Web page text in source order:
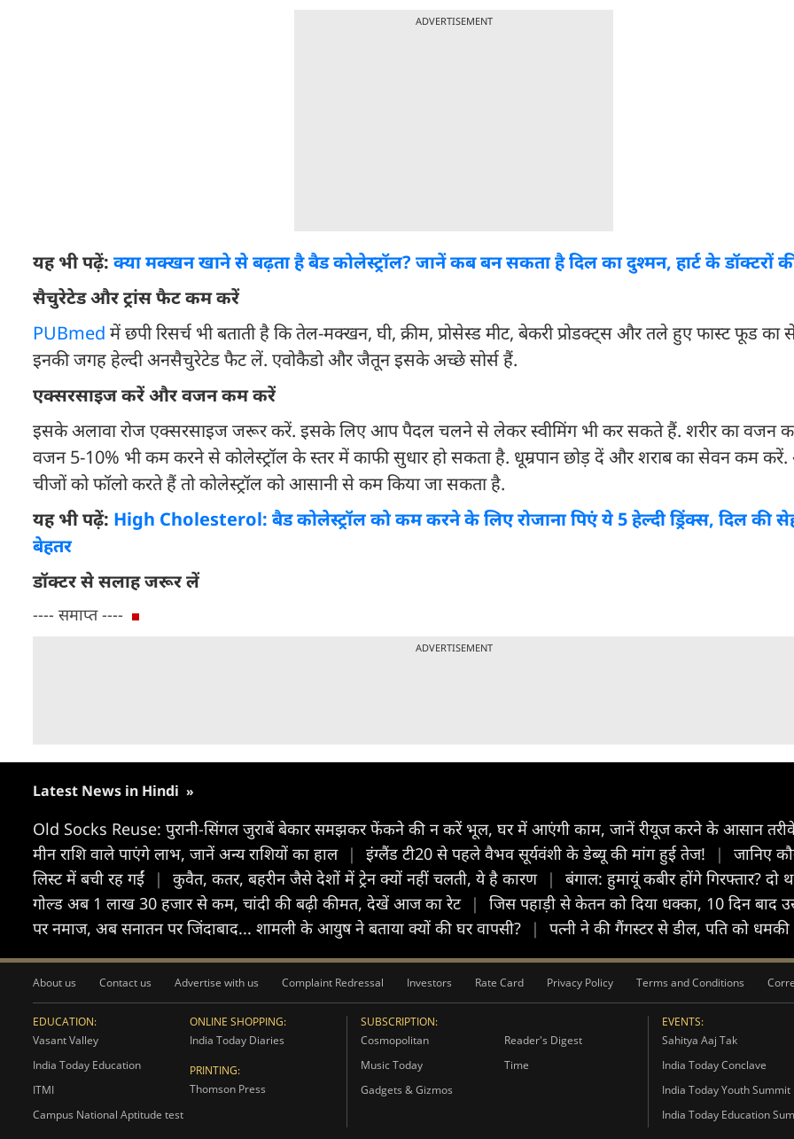
ADVERTISEMENT
यह भी पढ़ें: क्या मक्खन खाने से बढ़ता है बैड कोलेस्ट्रॉल? जानें कब बन सकता है दिल का दुश्मन, हार्ट के डॉक्टरों
सैचुरेटेड और ट्रांस फैट कम करें
PUBmed में छपी रिसर्च भी बताती है कि तेल-मक्खन, घी, क्रीम, प्रोसेस्ड मीट, बेकरी प्रोडक्ट्स और तले हुए फास्ट फूड
इनकी जगह हेल्दी अनसैचुरेटेड फैट लें. एवोकैडो और जैतून इसके अच्छे सोर्स हैं.
एक्सरसाइज करें और वजन कम करें
इसके अलावा रोज एक्सरसाइज जरूर करें. इसके लिए आप पैदल चलने से लेकर स्वीमिंग भी कर सकते हैं. शरीर का वजन
वजन 5-10% भी कम करने से कोलेस्ट्रॉल के स्तर में काफी सुधार हो सकता है. धूम्रपान छोड़ दें और शराब का सेवन कम
चीजों को फॉलो करते हैं तो कोलेस्ट्रॉल को आसानी से कम किया जा सकता है.
यह भी पढ़ें: High Cholesterol: बैड कोलेस्ट्रॉल को कम करने के लिए रोजाना पिएं ये 5 हेल्दी ड्रिंक्स, दिल की
बेहतर
डॉक्टर से सलाह जरूर लें
---- समाप्त ----
ADVERTISEMENT
Latest News in Hindi »
Old Socks Reuse: पुरानी-सिंगल जुराबें बेकार समझकर फेंकने की न करें भूल, घर में आएंगी काम, जानें रीयूज करने के आसान
मीन राशि वाले पाएंगे लाभ, जानें अन्य राशियों का हाल | इंग्लैंड टी20 से पहले वैभव सूर्यवंशी के डेब्यू की मांग हुई तेज! |
जानिए
लिस्ट में बची रह गईं
| कुवैत, कतर, बहरीन जैसे देशों में ट्रेन क्यों नहीं चलती, ये है कारण | बंगाल: हुमायूं कबीर होंगे गिरफ्तार? दो
गोल्ड अब 1 लाख 30 हजार से कम, चांदी की बढ़ी कीमत, देखें आज का रेट | जिस पहाड़ी से केतन को दिया धक्का, 10 दिन बाद
पर नमाज, अब सनातन पर जिंदाबाद... शामली के आयुष ने बताया क्यों की घर वापसी?
| पत्नी ने की गैंगस्टर से डील, पति को
About us Contact us Advertise with us Complaint Redressal Investors Rate Card Privacy Policy Terms and Conditions
EDUCATION:
Vasant Valley
India Today Education
ITMI
Campus National Aptitude test
ONLINE SHOPPING:
India Today Diaries
PRINTING:
Thomson Press
SUBSCRIPTION:
Cosmopolitan
Reader's Digest
Music Today
Time
Gadgets & Gizmos
EVENTS:
Sahitya Aaj Tak
India Today Conclave
India Today Youth Summit
India Today Education